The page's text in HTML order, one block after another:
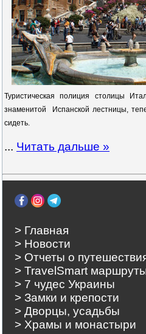
Туристическая полиция столицы
знаменитой Испанской лестницы,
сидеть.
... Читать дальше »
> Главная
> Новости
> Отчеты о
> TravelSmart
> 7 чудес Украины
> Замки и крепости
> Дворцы, усадьбы
> Храмы и монастыри